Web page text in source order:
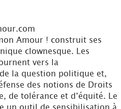
Amour ! construit ses
clownesque. Les
vers la
la question politique et,
des notions de Droits
de tolérance et d’équité. Le
un outil de sensibilisation à